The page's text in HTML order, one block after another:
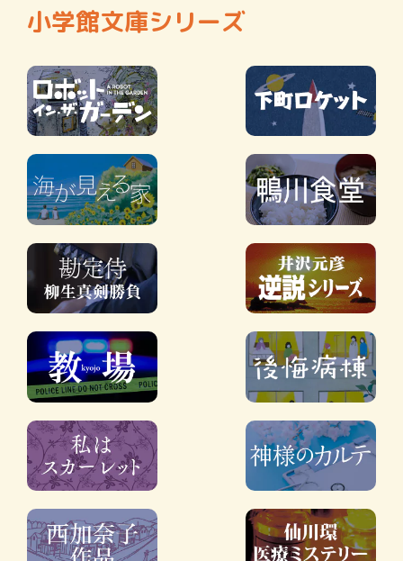
小学館文庫シリーズ